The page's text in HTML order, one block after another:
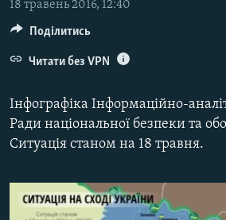
Перейти
до
навігації
до
пошуку
ВІДЕО ТА ФОТО
ПОЛІТИКА
БЛОГИ
ІНТЕРВ'Ю
ВСЕ ЗА ДЕНЬ
ДЕПОРТАЦІЯ
ЯК ОБІЙТИ БЛОКУВАННЯ
18 травень 2016, 12:40
Інфографіка Інформаційно-
Ради національної безпеки та
Ситуація станом на 18 травня.
Поділитись
Читати без VPN